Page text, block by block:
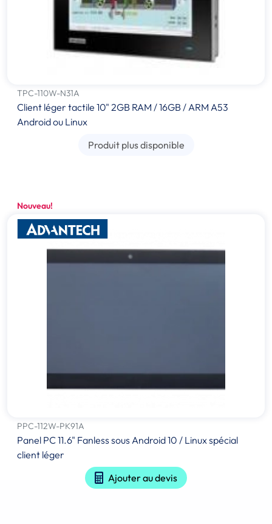
TPC-110W-N31A
Client léger tactile 10" 2GB RAM / 16GB / ARM A53
Android ou Linux
Produit plus disponible
Nouveau!
PPC-112W-PK91A
Panel PC 11.6" Fanless sous Android 10 / Linux spécial
client léger
Ajouter au devis